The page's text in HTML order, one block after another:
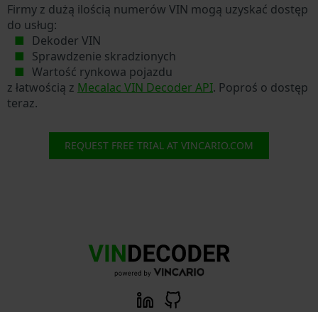
Firmy z dużą ilością numerów VIN mogą uzyskać dostęp
do usług:
Dekoder VIN
Sprawdzenie skradzionych
Wartość rynkowa pojazdu
z łatwością z Mecalac VIN Decoder API. Poproś o dostęp
teraz.
REQUEST FREE TRIAL AT VINCARIO.COM